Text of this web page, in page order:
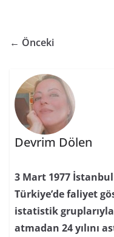
← Önceki
Devrim Dölen
3 Mart 1977
Türkiye’de faliyet
istatistik
atmadan 24 yılını